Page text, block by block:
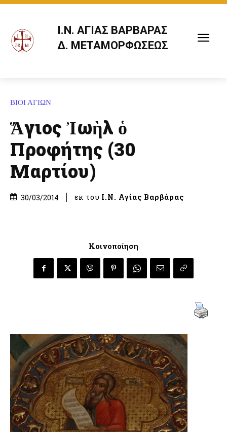
Ι.Ν. ΑΓΙΑΣ ΒΑΡΒΑΡΑΣ
Δ. ΜΕΤΑΜΟΡΦΩΣΕΩΣ
ΒΙΟΙ ΑΓΙΩΝ
Ἅγιος Ἰωὴλ ὁ
Προφήτης (30
Μαρτίου)
30/03/2014 εκ του Ι.Ν. Αγίας Βαρβάρας
Κοινοποίηση